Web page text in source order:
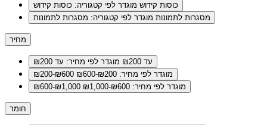
כוסות קידוש מוגדר לפי קטגוריה: כוסות קידוש
מסגרות לתמונות מוגדר לפי קטגוריה: מסגרות לתמונות
מחיר
עד ₪200
מוגדר לפי מחיר: עד ₪200
₪200-₪600
מוגדר לפי מחיר: ₪200-₪600
₪600-₪1,000
מוגדר לפי מחיר: ₪600-₪1,000
חומר